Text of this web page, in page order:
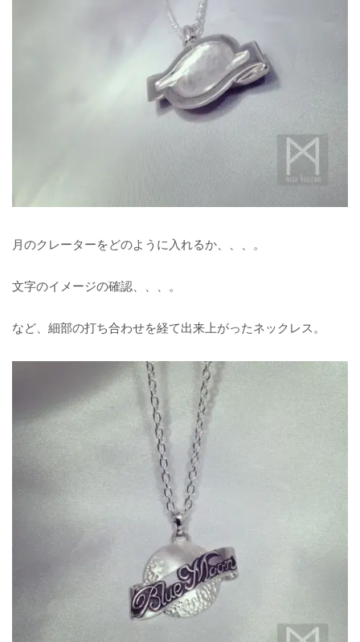
月のクレーターをどのように入れるか、、、。
文字のイメージの確認、、、。
など、細部の打ち合わせを経て出来上がったネックレス。